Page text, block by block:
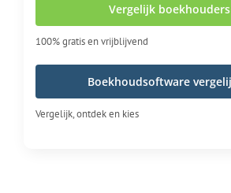
Vergelijk boekhouders
100% gratis en vrijblijvend
Boekhoudsoftware
Vergelijk, ontdek en kies